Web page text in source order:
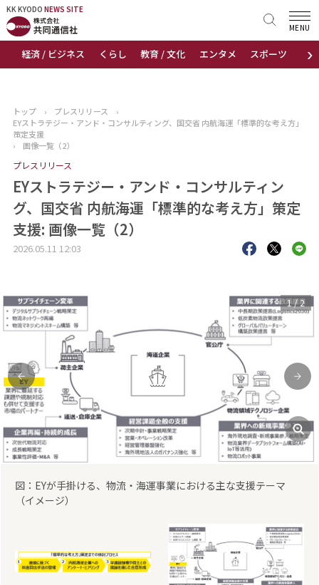
KK KYODO NEWS SITE
›
経済 / ビジネス くらし 教育 / 文化 エンタメ スポーツ 地域
MENU
KK KYODONEWS SITE
トップページ
ニュース
おすすめコンテンツ
出版物
会社概要
トップ › プレスリリース
›
EYストラテジー・アンド・コンサルティング、国交省 内航海運「標準的な考え方」
策定支援
›
画像一覧（2）
プレスリリース
EYストラテジー・アンド・コンサルティン
グ、国交省 内航海運「標準的な考え方」策定
支援: 画像一覧（2）
2026.05.11 12:03
前
図：「標準的な考え方」策定に向けた検討プロセス（イメージ）
次
1/2